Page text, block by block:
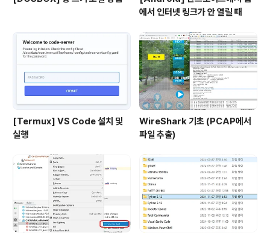
에서 인터넷 링크가 안 열릴 때
[Termux] VS Code 설치 및
실행
WireShark 기초 (PCAP에서
파일 추출)